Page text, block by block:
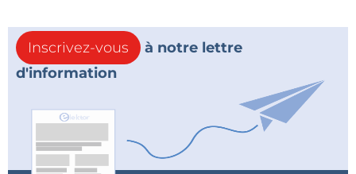
Inscrivez-vous
à notre lettre
d'information